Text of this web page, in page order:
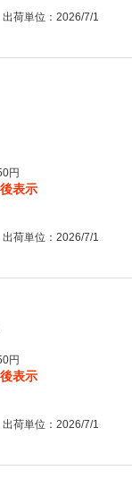
出荷単位：2026/7/1
円
表示
出荷単位：2026/7/1
円
表示
出荷単位：2026/7/1